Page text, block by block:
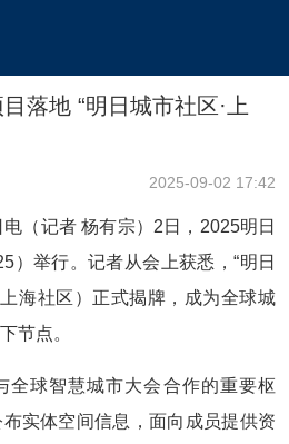
落地 “明日城市社区·上
2025-09-02 17:42
（记者 杨有宗）2日，2025明日
）举行。记者从会上获悉，“明日
海社区）正式揭牌，成为全球城
节点。
全球智慧城市大会合作的重要枢
实体空间信息，面向成员提供资